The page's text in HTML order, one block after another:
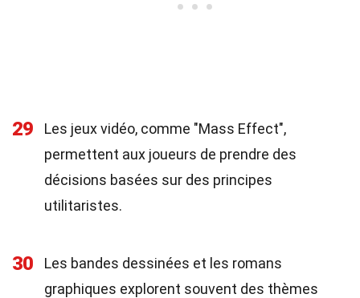
29
Les jeux vidéo, comme "Mass Effect",
permettent aux joueurs de prendre des
décisions basées sur des principes
utilitaristes.
30
Les bandes dessinées et les romans
graphiques explorent souvent des thèmes